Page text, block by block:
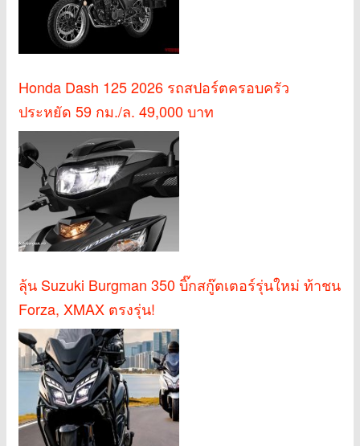
Honda Dash 125 2026 รถสปอร์ตครอบครัว
ประหยัด 59 กม./ล. 49,000 บาท
ลุ้น Suzuki Burgman 350 บิ๊กสกู๊ตเตอร์รุ่นใหม่ ท้าชน
Forza, XMAX ตรงรุ่น!